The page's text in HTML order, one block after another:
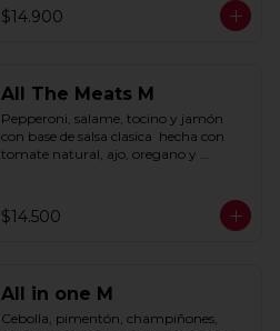
$14.900
All The Meats M
Pepperoni, salame, tocino y jamón
con base de salsa clasica  hecha con
tomate natural, ajo, oregano y
$14.500
All in one M
Cebolla, pimentón, champiñones,